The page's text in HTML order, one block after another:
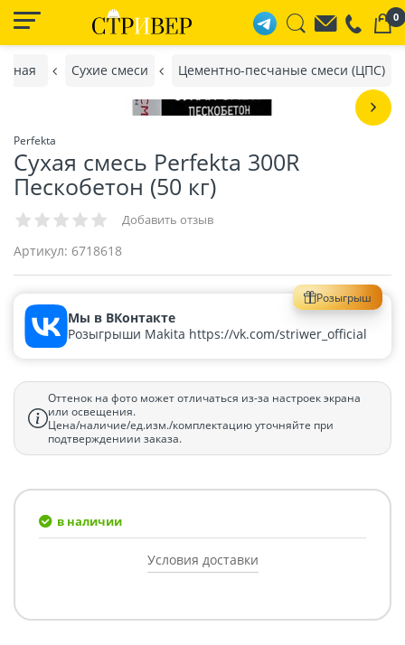
0
Сухие смеси Цементно-песчаные смеси (ЦПС)
Perfekta
Сухая смесь Perfekta 300R
Пескобетон (50 кг)
Добавить отзыв
Артикул: 6718618
Розыгрыш
Мы в ВКонтакте
Розыгрыши Makita https://vk.com/striwer_official
Оттенок на фото может отличаться из-за настроек экрана
или освещения.
Цена/наличие/ед.изм./комплектацию уточняйте при
подтверждениии заказа.
в наличии
Условия доставки